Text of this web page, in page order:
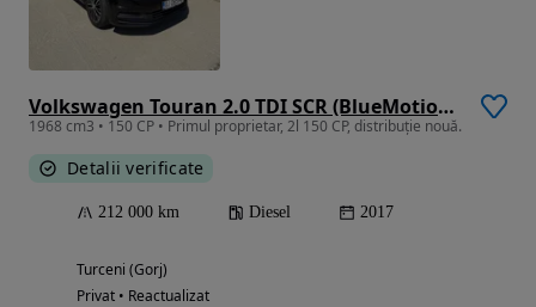
Volkswagen Touran 2.0 TDI SCR (BlueMotion Technology) Comfortline
1968 cm3 • 150 CP • Primul proprietar, 2l 150 CP, distribuție nouă.
Detalii verificate
212 000 km Diesel 2017
Turceni (Gorj)
Privat • Reactualizat